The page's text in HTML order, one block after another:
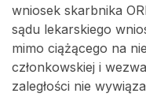
wniosek skarbnika
sądu lekarskiego
mimo ciążącego na
członkowskiej i
zaległości nie